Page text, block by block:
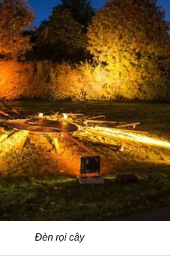
Đèn rọi cây